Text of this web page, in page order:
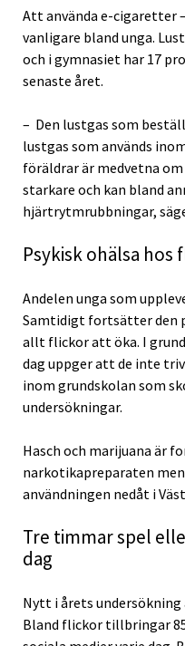
Att använda e-cigaretter
vanligare bland unga.
och i gymnasiet har 17
senaste året.
– Den lustgas som
lustgas som används
föräldrar är medvetna
starkare och kan bland
hjärtrytmrubbningar,
Psykisk ohälsa
Andelen unga som
Samtidigt fortsätter den
allt flickor att öka. I
dag uppger att de inte
inom grundskolan som
undersökningar.
Hasch och marijuana är
narkotikapreparaten
användningen nedåt i
Tre timmar spel
dag
Nytt i årets undersökning
Bland flickor tillbringar